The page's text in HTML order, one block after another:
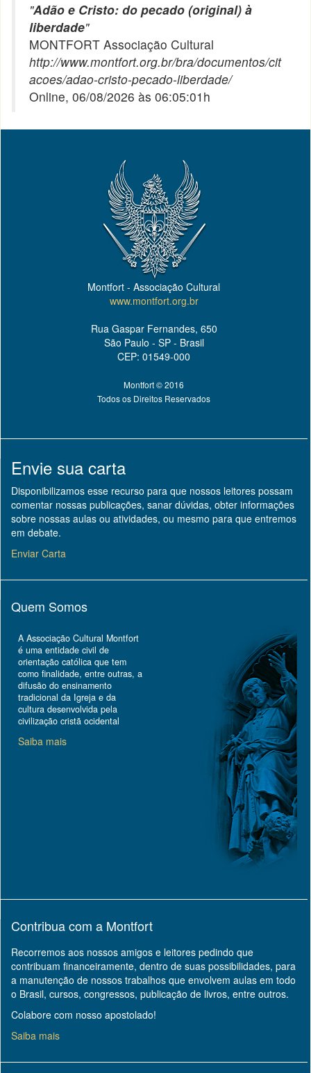
"Adão e Cristo: do pecado (original) à
liberdade"
MONTFORT Associação Cultural
http://www.montfort.org.br/bra/documentos/cit
acoes/adao-cristo-pecado-liberdade/
Online, 06/08/2026 às 06:05:01h
Montfort - Associação Cultural
www.montfort.org.br
Rua Gaspar Fernandes, 650
São Paulo - SP - Brasil
CEP: 01549-000
Montfort © 2016
Todos os Direitos Reservados
Envie sua carta
Disponibilizamos esse recurso para que nossos leitores possam
comentar nossas publicações, sanar dúvidas, obter informações
sobre nossas aulas ou atividades, ou mesmo para que entremos
em debate.
Enviar Carta
Quem Somos
A Associação Cultural Montfort
é uma entidade civil de
orientação católica que tem
como finalidade, entre outras, a
difusão do ensinamento
tradicional da Igreja e da
cultura desenvolvida pela
civilização cristã ocidental
Saiba mais
Contribua com a Montfort
Recorremos aos nossos amigos e leitores pedindo que
contribuam financeiramente, dentro de suas possibilidades, para
a manutenção de nossos trabalhos que envolvem aulas em todo
o Brasil, cursos, congressos, publicação de livros, entre outros.
Colabore com nosso apostolado!
Saiba mais